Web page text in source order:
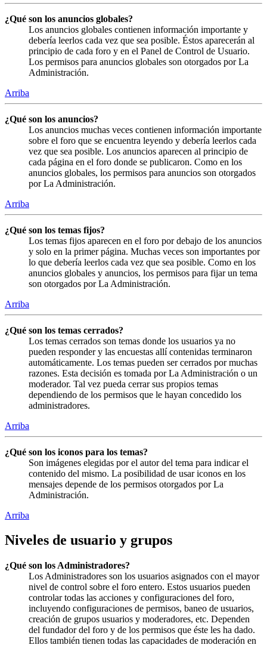
¿Qué son los anuncios globales?
Los anuncios globales contienen información importante y
debería leerlos cada vez que sea posible. Éstos aparecerán al
principio de cada foro y en el Panel de Control de Usuario.
Los permisos para anuncios globales son otorgados por La
Administración.
Arriba
¿Qué son los anuncios?
Los anuncios muchas veces contienen información importante
sobre el foro que se encuentra leyendo y debería leerlos cada
vez que sea posible. Los anuncios aparecen al principio de
cada página en el foro donde se publicaron. Como en los
anuncios globales, los permisos para anuncios son otorgados
por La Administración.
Arriba
¿Qué son los temas fijos?
Los temas fijos aparecen en el foro por debajo de los anuncios
y solo en la primer página. Muchas veces son importantes por
lo que debería leerlos cada vez que sea posible. Como en los
anuncios globales y anuncios, los permisos para fijar un tema
son otorgados por La Administración.
Arriba
¿Qué son los temas cerrados?
Los temas cerrados son temas donde los usuarios ya no
pueden responder y las encuestas allí contenidas terminaron
automáticamente. Los temas pueden ser cerrados por muchas
razones. Esta decisión es tomada por La Administración o un
moderador. Tal vez pueda cerrar sus propios temas
dependiendo de los permisos que le hayan concedido los
administradores.
Arriba
¿Qué son los iconos para los temas?
Son imágenes elegidas por el autor del tema para indicar el
contenido del mismo. La posibilidad de usar iconos en los
mensajes depende de los permisos otorgados por La
Administración.
Arriba
Niveles de usuario y grupos
¿Qué son los Administradores?
Los Administradores son los usuarios asignados con el mayor
nivel de control sobre el foro entero. Estos usuarios pueden
controlar todas las acciones y configuraciones del foro,
incluyendo configuraciones de permisos, baneo de usuarios,
creación de grupos usuarios y moderadores, etc. Dependen
del fundador del foro y de los permisos que éste les ha dado.
Ellos también tienen todas las capacidades de moderación en